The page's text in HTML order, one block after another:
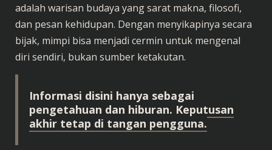
adalah warisan budaya yang sarat makna, filosofi,
dan pesan kehidupan. Dengan menyikapinya secara
bijak, mimpi bisa menjadi cermin untuk mengenal
diri sendiri, bukan sumber ketakutan.
Informasi disini hanya sebagai
pengetahuan dan hiburan. Keputusan
akhir tetap di tangan pengguna.